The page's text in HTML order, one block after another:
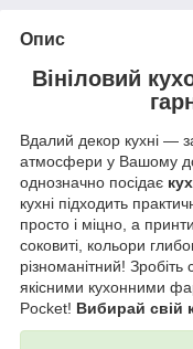
Опис
Вініловий
Вдалий декор кухні —
атмосфери у Вашому
однозначно посідає
кухні підходить
просто і міцно, а
соковиті, кольори
різноманітний!
якісними кухонними
Pocket! Вибирай свій